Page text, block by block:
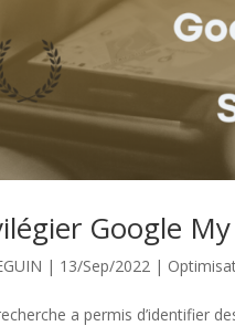
Google
| 13/Sep/2022 |
a permis d’identifier